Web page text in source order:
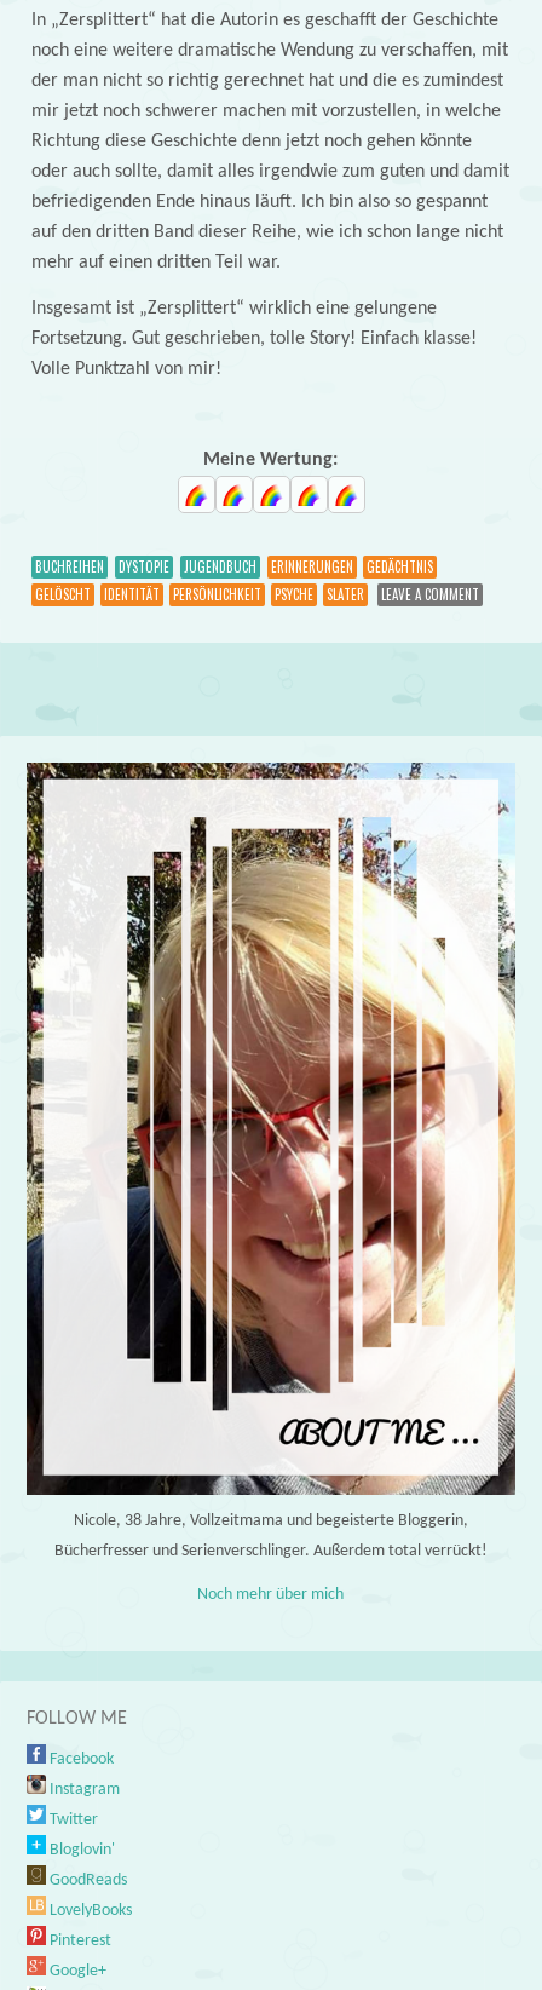
In „Zersplittert“ hat die Autorin es geschafft der Geschichte
noch eine weitere dramatische Wendung zu verschaffen, mit
der man nicht so richtig gerechnet hat und die es zumindest
mir jetzt noch schwerer machen mit vorzustellen, in welche
Richtung diese Geschichte denn jetzt noch gehen könnte
oder auch sollte, damit alles irgendwie zum guten und damit
befriedigenden Ende hinaus läuft. Ich bin also so gespannt
auf den dritten Band dieser Reihe, wie ich schon lange nicht
mehr auf einen dritten Teil war.
Insgesamt ist „Zersplittert“ wirklich eine gelungene
Fortsetzung. Gut geschrieben, tolle Story! Einfach klasse!
Volle Punktzahl von mir!
Meine Wertung:
BUCHREIHEN DYSTOPIE JUGENDBUCH ERINNERUNGEN
GEDÄCHTNIS
GELÖSCHT
IDENTITÄT PERSÖNLICHKEIT PSYCHE SLATER LEAVE A COMMENT
Post navigation
Nicole, 38 Jahre, Vollzeitmama und begeisterte Bloggerin,
Bücherfresser und Serienverschlinger. Außerdem total verrückt!
Noch mehr über mich
FOLLOW ME
Facebook
Instagram
Twitter
Bloglovin'
GoodReads
LovelyBooks
Pinterest
Google+